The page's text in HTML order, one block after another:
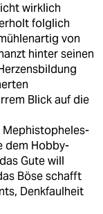
wirklich
folglich
von
hinter seinen
Blick auf die
Mephistopheles-
dem Hobby-
Gute will
Böse schafft
Denkfaulheit